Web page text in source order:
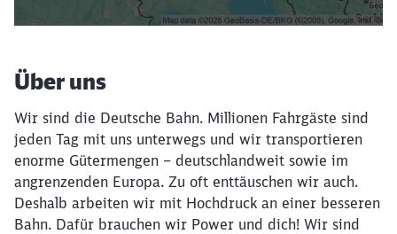
Über uns
Wir sind die Deutsche Bahn. Millionen Fahrgäste sind
jeden Tag mit uns unterwegs und wir transportieren
enorme Gütermengen – deutschlandweit sowie im
angrenzenden Europa. Zu oft enttäuschen wir auch.
Deshalb arbeiten wir mit Hochdruck an einer besseren
Bahn. Dafür brauchen wir Power und dich! Wir sind